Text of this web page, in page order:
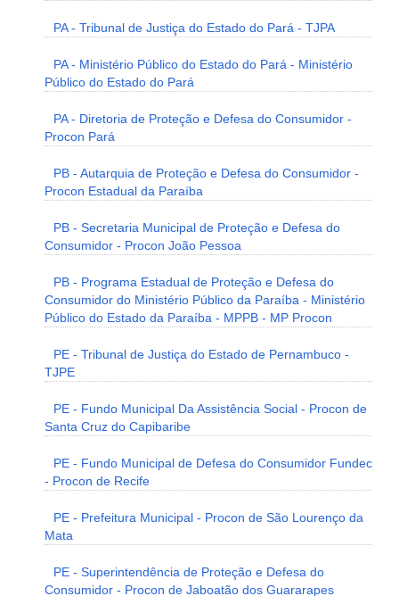
PA - Tribunal de Justiça do Estado do Pará - TJPA
PA - Ministério Público do Estado do Pará - Ministério
Público do Estado do Pará
PA - Diretoria de Proteção e Defesa do Consumidor -
Procon Pará
PB - Autarquia de Proteção e Defesa do Consumidor -
Procon Estadual da Paraíba
PB - Secretaria Municipal de Proteção e Defesa do
Consumidor - Procon João Pessoa
PB - Programa Estadual de Proteção e Defesa do
Consumidor do Ministério Público da Paraíba - Ministério
Público do Estado da Paraíba - MPPB - MP Procon
PE - Tribunal de Justiça do Estado de Pernambuco -
TJPE
PE - Fundo Municipal Da Assistência Social - Procon de
Santa Cruz do Capibaribe
PE - Fundo Municipal de Defesa do Consumidor Fundec
- Procon de Recife
PE - Prefeitura Municipal - Procon de São Lourenço da
Mata
PE - Superintendência de Proteção e Defesa do
Consumidor - Procon de Jaboatão dos Guararapes